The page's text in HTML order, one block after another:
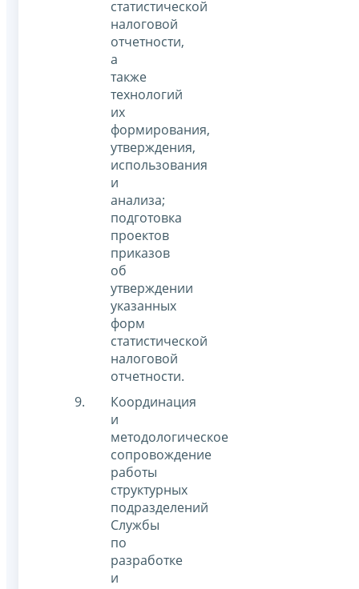
статистической
налоговой
отчетности,
а
также
технологий
их
формирования,
утверждения,
использования
и
анализа;
подготовка
проектов
приказов
об
утверждении
указанных
форм
статистической
налоговой
отчетности.
Координация
и
методологическое
сопровождение
работы
структурных
подразделений
Службы
по
разработке
и